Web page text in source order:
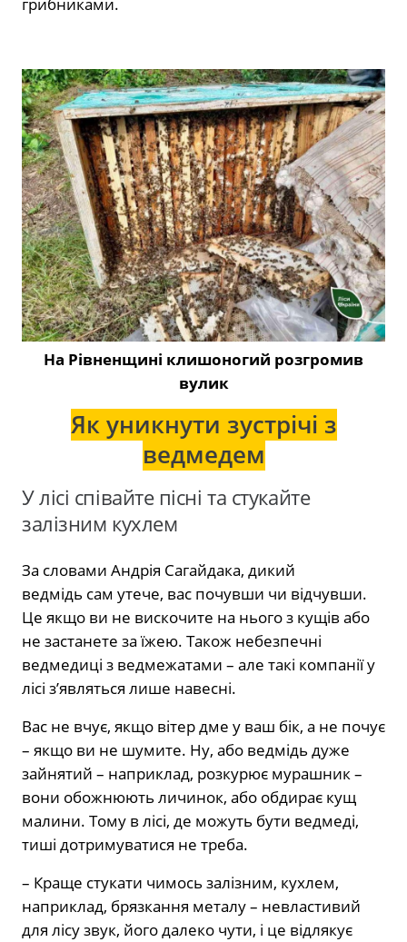
На Рівненщині клишоногий розгромив
вулик
Як уникнути зустрічі з
ведмедем
У лісі співайте пісні та стукайте
залізним кухлем
За словами Андрія Сагайдака, дикий
ведмідь сам утече, вас почувши чи відчувши.
Це якщо ви не вискочите на нього з кущів або
не застанете за їжею. Також небезпечні
ведмедиці з ведмежатами – але такі компанії у
лісі з’являться лише навесні.
Вас не вчує, якщо вітер дме у ваш бік, а не почує
– якщо ви не шумите. Ну, або ведмідь дуже
зайнятий – наприклад, розкурює мурашник –
вони обожнюють личинок, або обдирає кущ
малини. Тому в лісі, де можуть бути ведмеді,
тиші дотримуватися не треба.
– Краще стукати чимось залізним, кухлем,
наприклад, брязкання металу – невластивий
для лісу звук, його далеко чути, і це відлякує